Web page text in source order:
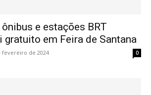
e estações BRT
gratuito em Feira de Santana
fevereiro de 2024 0